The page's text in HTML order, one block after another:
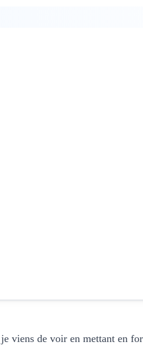
viens de voir en mettant en